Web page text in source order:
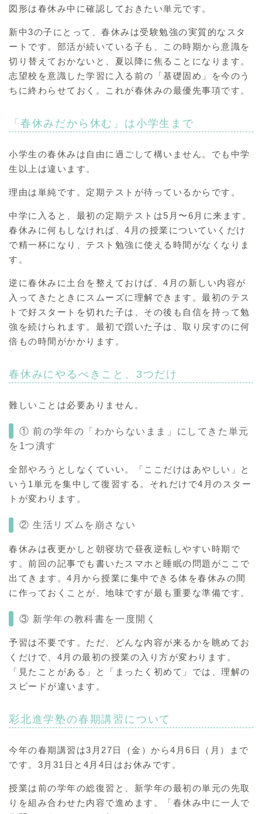
図形は春休み中に確認しておきたい単元です。
新中3の子にとって、春休みは受験勉強の実質的なスタ
ートです。部活が続いている子も、この時期から意識を
切り替えておかないと、夏以降に焦ることになります。
志望校を意識した学習に入る前の「基礎固め」を今のう
ちに終わらせておく。これが春休みの最優先事項です。
「春休みだから休む」は小学生まで
小学生の春休みは自由に過ごして構いません。でも中学
生以上は違います。
理由は単純です。定期テストが待っているからです。
中学に入ると、最初の定期テストは5月〜6月に来ます。
春休みに何もしなければ、4月の授業についていくだけ
で精一杯になり、テスト勉強に使える時間がなくなりま
す。
逆に春休みに土台を整えておけば、4月の新しい内容が
入ってきたときにスムーズに理解できます。最初のテス
トで好スタートを切れた子は、その後も自信を持って勉
強を続けられます。最初で躓いた子は、取り戻すのに何
倍もの時間がかかります。
春休みにやるべきこと、3つだけ
難しいことは必要ありません。
① 前の学年の「わからないまま」にしてきた単元
を1つ潰す
全部やろうとしなくていい。「ここだけはあやしい」と
いう1単元を集中して復習する。それだけで4月のスター
トが変わります。
② 生活リズムを崩さない
春休みは夜更かしと朝寝坊で昼夜逆転しやすい時期で
す。前回の記事でも書いたスマホと睡眠の問題がここで
出てきます。4月から授業に集中できる体を春休みの間
に作っておくことが、地味ですが最も重要な準備です。
③ 新学年の教科書を一度開く
予習は不要です。ただ、どんな内容が来るかを眺めてお
くだけで、4月の最初の授業の入り方が変わります。
「見たことがある」と「まったく初めて」では、理解の
スピードが違います。
彩北進学塾の春期講習について
今年の春期講習は3月27日（金）から4月6日（月）まで
です。3月31日と4月4日はお休みです。
授業は前の学年の総復習と、新学年の最初の単元の先取
りを組み合わせた内容で進めます。「春休み中に一人で